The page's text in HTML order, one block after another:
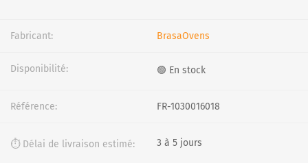
Fabricant: BrasaOvens
Disponibilité: 🟢 En stock
Référence: FR-1030016018
⏱️ Délai de livraison estimé: 3 à 5 jours